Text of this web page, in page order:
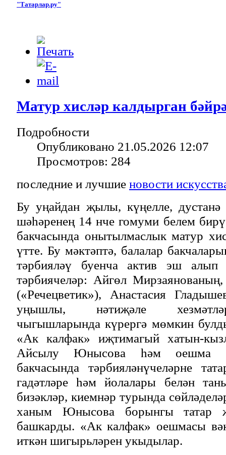
"Татарлар.ру"
Матур хисләр калдырган
Подробности
Опубликовано 21.05.2026 12:07
Просмотров: 284
последние и лучшие новости
Бу уңайдан җылы, күңелле,
шәһәренең 14 нче гомуми белем бирү
бакчасында онытылмаслык матур
үтте. Бу мәктәптә, балалар
тәрбияләү буенча актив эш алып
тәрбиячеләр: Айгөл
(«Речецветик»), Анастасия
уңышлы, нәтиҗәле
чыгышларында күрергә мөмкин
«Ак калфак» иҗтимагый хатын-
Айсылу Юнысова һәм оешма
бакчасында тәрбияләнүчеләрне
гадәтләре һәм йолалары белән
бизәкләр, киемнәр турында
ханым Юнысова борынгы татар
башкарды. «Ак калфак» оешмасы
иткән шигырьләрен укыдылар.